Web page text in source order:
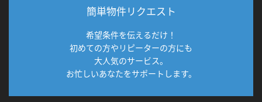
簡単物件リクエスト
希望条件を伝えるだけ！
初めての方やリピーターの方にも
大人気のサービス。
お忙しいあなたをサポートします。